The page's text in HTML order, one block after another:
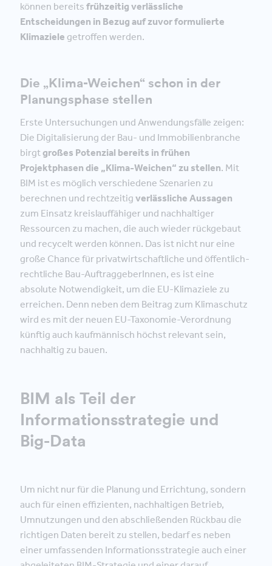
können bereits frühzeitig verlässliche
Entscheidungen in Bezug auf zuvor formulierte
Klimaziele getroffen werden.
Die „Klima-Weichen“ schon in der
Planungsphase stellen
Erste Untersuchungen und Anwendungsfälle zeigen:
Die Digitalisierung der Bau- und Immobilienbranche
birgtgroßes Potenzial bereits in frühen
Projektphasen die „Klima-Weichen“ zu stellen. Mit
BIM ist es möglich verschiedene Szenarien zu
berechnen und rechtzeitig verlässliche Aussagen
zum Einsatz kreislauffähiger und nachhaltiger
Ressourcen zu machen, die auch wieder rückgebaut
und recycelt werden können. Das ist nicht nur eine
große Chance für privatwirtschaftliche und öffentlich-
rechtliche Bau-AuftraggeberInnen, es ist eine
absolute Notwendigkeit, um die EU-Klimaziele zu
erreichen. Denn neben dem Beitrag zum Klimaschutz
wird es mit der neuen EU-Taxonomie-Verordnung
künftig auch kaufmännisch höchst relevant sein,
nachhaltig zu bauen.
BIM als Teil der
Informationsstrategie und
Big-Data
Um nicht nur für die Planung und Errichtung, sondern
auch für einen effizienten, nachhaltigen Betrieb,
Umnutzungen und den abschließenden Rückbau die
richtigen Daten bereit zu stellen, bedarf es neben
einer umfassenden Informationsstrategie auch einer